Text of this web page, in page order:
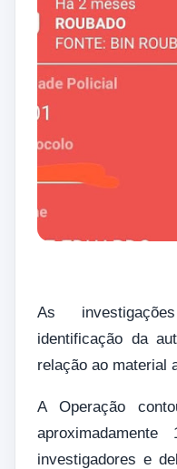
As
identificação da
relação ao material
A Operação
investigadores e